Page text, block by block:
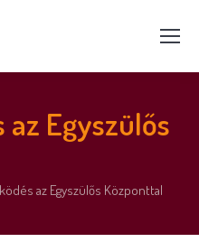
Egyszülős
az Egyszülős Központtal